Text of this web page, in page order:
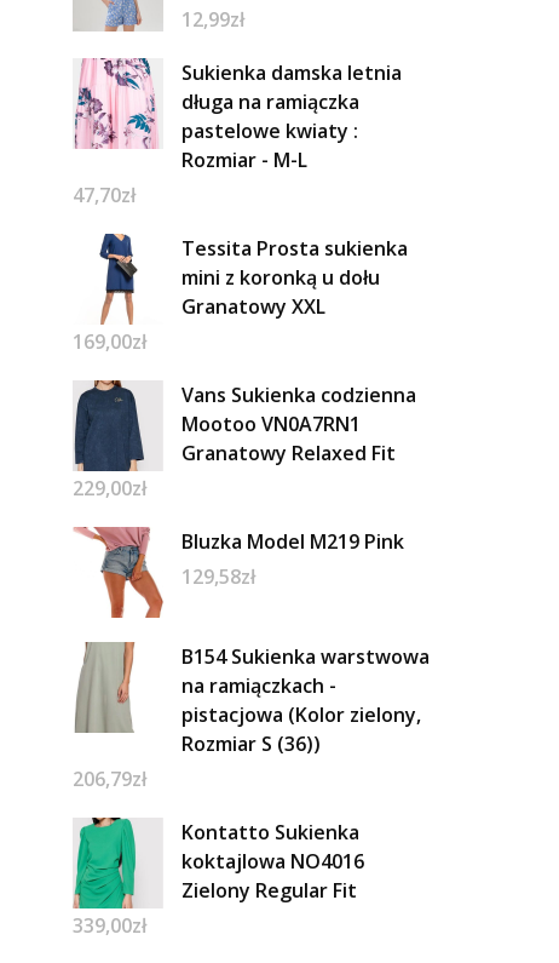
12,99zł
Sukienka damska letnia
długa na ramiączka
pastelowe kwiaty :
Rozmiar - M-L
47,70zł
Tessita Prosta sukienka
mini z koronką u dołu
Granatowy XXL
169,00zł
Vans Sukienka codzienna
Mootoo VN0A7RN1
Granatowy Relaxed Fit
229,00zł
Bluzka Model M219 Pink
129,58zł
B154 Sukienka warstwowa
na ramiączkach -
pistacjowa (Kolor zielony,
Rozmiar S (36))
206,79zł
Kontatto Sukienka
koktajlowa NO4016
Zielony Regular Fit
339,00zł